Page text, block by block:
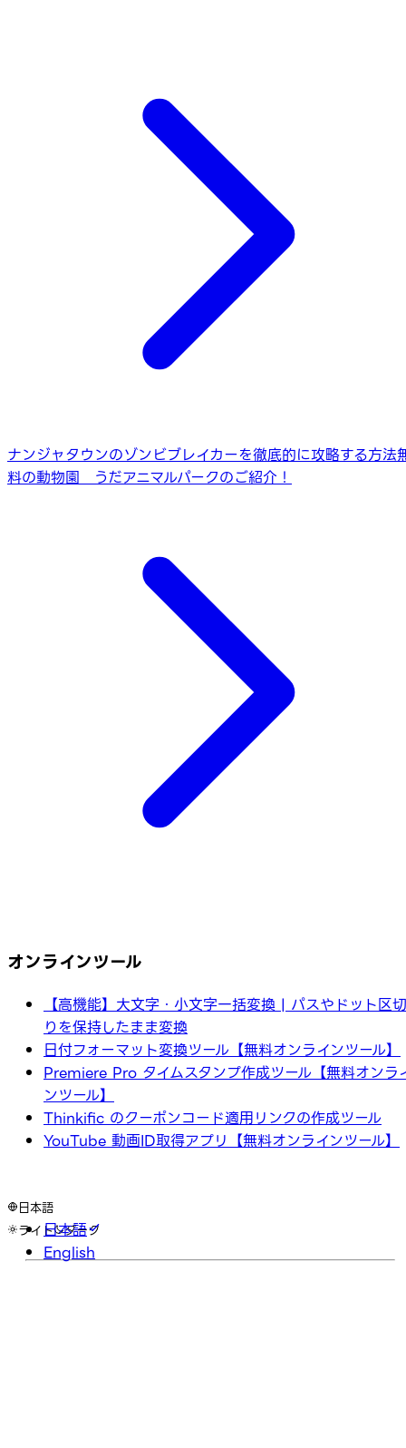
ナンジャタウンのゾンビブレイカーを徹底的に攻略する方法
料の動物園 うだアニマルパークのご紹介！
オンラインツール
【高機能】大文字・小文字一括変換 | パスやドット区切
りを保持したまま変換
日付フォーマット変換ツール【無料オンラインツール】
Premiere Pro タイムスタンプ作成ツール【無料オンラ
ンツール】
Thinkific のクーポンコード適用リンクの作成ツール
YouTube 動画ID取得アプリ【無料オンラインツール】
日本語
日本語
English
ライト ダーク